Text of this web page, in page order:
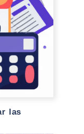
las